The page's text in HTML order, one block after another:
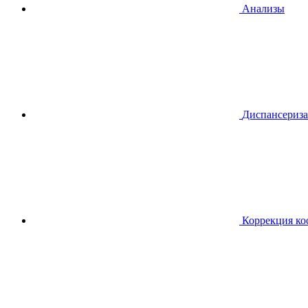
Анализы
Диспансериза
Коррекция